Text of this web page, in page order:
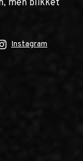
men blikket
Instagram